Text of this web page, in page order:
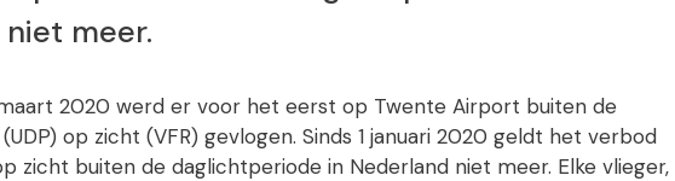
meer.
2020 werd er voor het eerst op Twente Airport buiten de
op zicht (VFR) gevlogen. Sinds 1 januari 2020 geldt het verbod
zicht buiten de daglichtperiode in Nederland niet meer. Elke vlieger,